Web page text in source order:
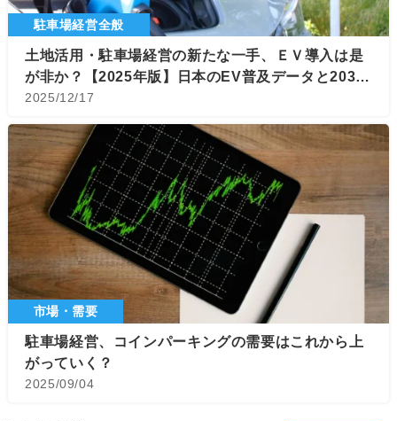
駐車場経営全般
土地活用・駐車場経営の新たな一手、ＥＶ導入は是
が非か？【2025年版】日本のEV普及データと2035
年目標から見る「勝機」
2025/12/17
市場・需要
駐車場経営、コインパーキングの需要はこれから上
がっていく？
2025/09/04